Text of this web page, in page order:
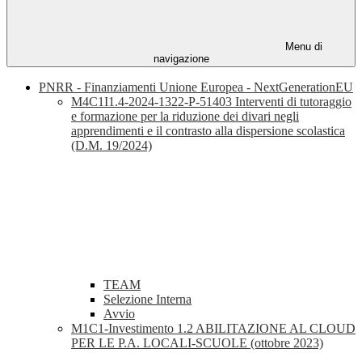
Menu di
navigazione
PNRR - Finanziamenti Unione Europea - NextGenerationEU
M4C1I1.4-2024-1322-P-51403 Interventi di tutoraggio
e formazione per la riduzione dei divari negli
apprendimenti e il contrasto alla dispersione scolastica
(D.M. 19/2024)
TEAM
Selezione Interna
Avvio
M1C1-Investimento 1.2 ABILITAZIONE AL CLOUD
PER LE P.A. LOCALI-SCUOLE (ottobre 2023)